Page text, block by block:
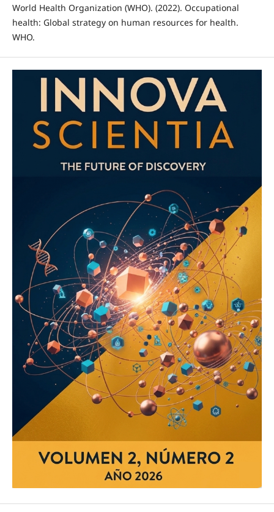
World Health Organization (WHO). (2022). Occupational
health: Global strategy on human resources for health.
WHO.